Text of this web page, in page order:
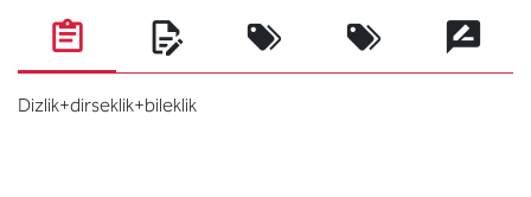
Dizlik+dirseklik+bileklik